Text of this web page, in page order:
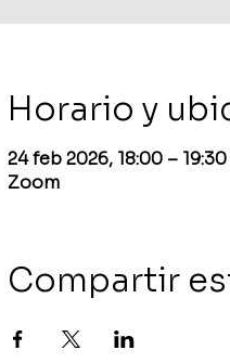
Horario y
24 feb 2026, 18:00 –
Zoom
Compartir